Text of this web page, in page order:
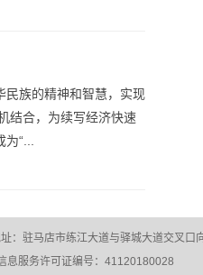
民族的精神和智慧，实现
结合，为续写经济快速
“...
：驻马店市练江大道与驿城大道交叉
息服务许可证编号：41120180028